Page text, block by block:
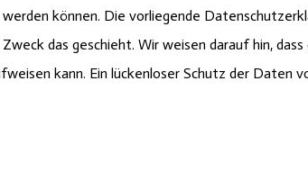
können. Die vorliegende
das geschieht. Wir weisen darauf hin, dass
kann. Ein lückenloser Schutz der Daten